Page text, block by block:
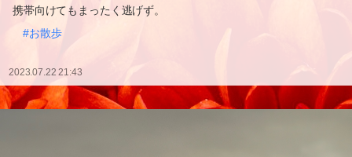
携帯向けてもまったく逃げず。
#お散歩
2023.07.22 21:43